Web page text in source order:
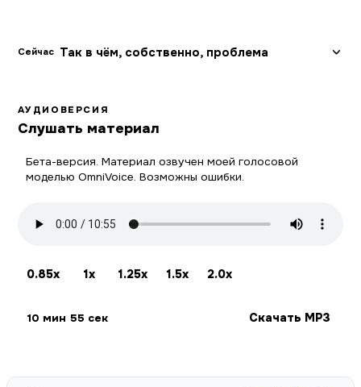
Сейчас Так в чём, собственно, проблема
АУДИОВЕРСИЯ
Слушать материал
Бета-версия. Материал озвучен моей голосовой
моделью OmniVoice. Возможны ошибки.
0.85x 1x 1.25x 1.5x 2.0x
10 мин 55 сек Скачать MP3